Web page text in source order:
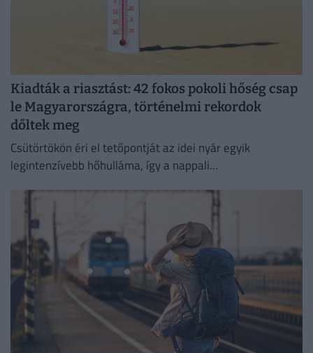
Kiadták a riasztást: 42 fokos pokoli hőség csap
le Magyarországra, történelmi rekordok
dőltek meg
Csütörtökön éri el tetőpontját az idei nyár egyik
legintenzívebb hőhulláma, így a nappali